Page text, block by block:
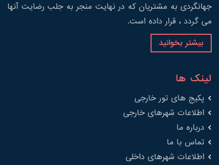
جهانگردی به مشتریان که در نهایت منجر به جلب رضایت آنها
می گردد ، قرار داده است.
بیشتر بخوانید
لینک ها
پکیج های تور خارجی
اطلاعات شهرهای خارجی
درباره ما
تماس با ما
اطلاعات شهرهای داخلی